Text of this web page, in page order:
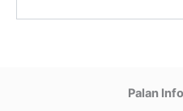
Palan